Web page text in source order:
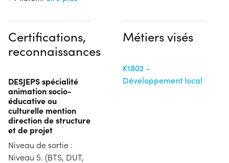
Certifications,
reconnaissances
DESJEPS spécialité
animation socio-
éducative ou
culturelle mention
direction de structure
et de projet
Niveau de sortie :
Niveau 5. (BTS, DUT,
Métiers visés
K1802 -
Développement local